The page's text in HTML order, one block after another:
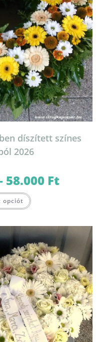
díszített színes
2026
58.000 Ft46.000 Ft
opciót a
van.
A
változatok
a
termékoldalon
választhatók
ki